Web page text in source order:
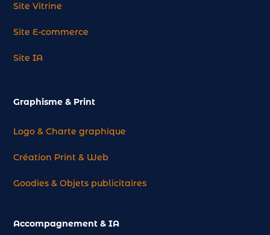
Site Vitrine
Site E-commerce
Site IA
Graphisme & Print
Logo & Charte graphique
Création Print & Web
Goodies & Objets publicitaires
Accompagnement & IA